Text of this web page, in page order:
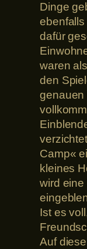
Dinge
dafür
waren
den
genauen
Camp«
kleines
wird
Ist es
Auf